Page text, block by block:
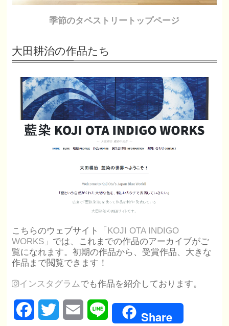
季節のタペストリートップページ
大田耕治の作品たち
こちらのウェブサイト
「KOJI OTA INDIGO
WORKS」 では、これまでの作品のアーカイブがご
覧になれます。初期の作品から、受賞作品、大きな
作品まで閲覧できます！
インスタグラムでも作品を紹介しております。
FacebookTwitter Email Line Share